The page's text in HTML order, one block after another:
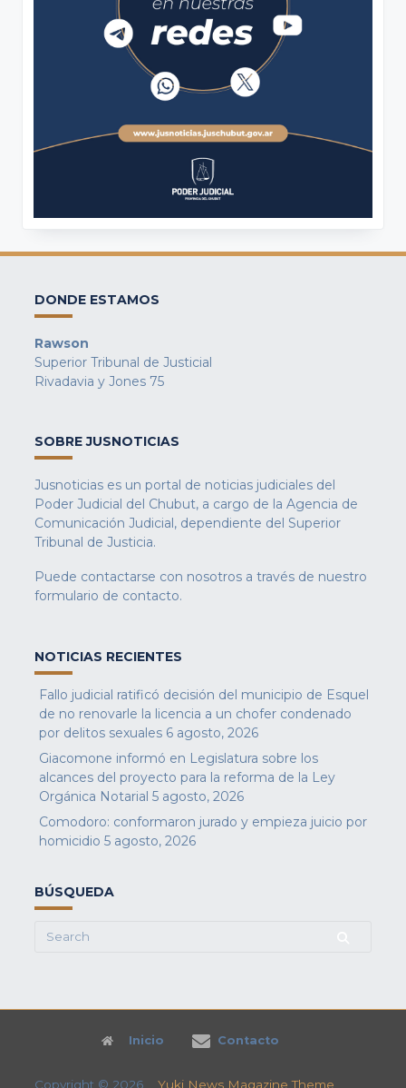
DONDE ESTAMOS
Rawson
Superior Tribunal de Justicial
Rivadavia y Jones 75
SOBRE JUSNOTICIAS
Jusnoticias es un portal de noticias judiciales del
Poder Judicial del Chubut, a cargo de la Agencia de
Comunicación Judicial, dependiente del Superior
Tribunal de Justicia.
Puede contactarse con nosotros a través de nuestro
formulario de contacto.
NOTICIAS RECIENTES
Fallo judicial ratificó decisión del municipio de Esquel
de no renovarle la licencia a un chofer condenado
por delitos sexuales 6 agosto, 2026
Giacomone informó en Legislatura sobre los
alcances del proyecto para la reforma de la Ley
Orgánica Notarial 5 agosto, 2026
Comodoro: conformaron jurado y empieza juicio por
homicidio 5 agosto, 2026
BÚSQUEDA
Search
Inicio Contacto
Copyright © 2026 Yuki News Magazine Theme